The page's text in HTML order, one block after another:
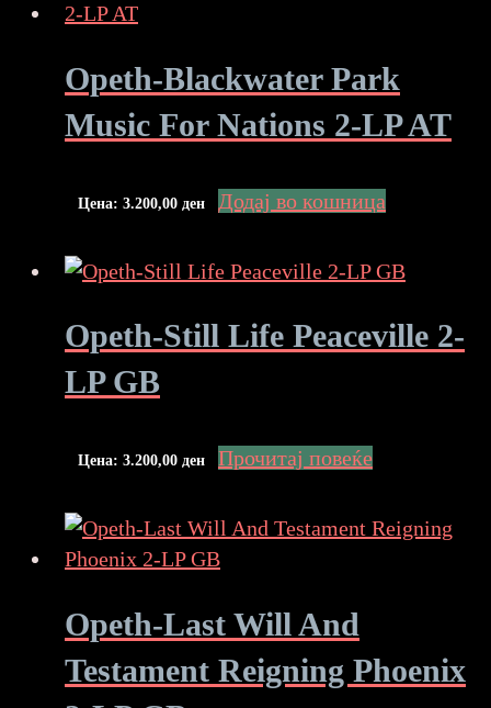
Opeth-Blackwater Park
Music For Nations 2-LP AT
Цена: 3.200,00 ден Додај во кошница
Opeth-Still Life Peaceville 2-
LP GB
Цена: 3.200,00 ден Прочитај повеќе
Opeth-Last Will And
Testament Reigning Phoenix